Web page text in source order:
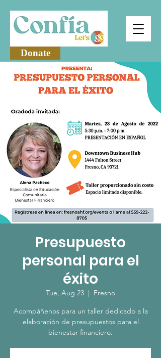
Donate
Presupuesto
personal para el
éxito
Tue, Aug 23
  |
Fresno
Acompáñenos para un taller dedicado a la
elaboración de presupuestos para el
bienestar financiero.